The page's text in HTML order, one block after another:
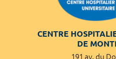
CENTRE
DE
191 av. du